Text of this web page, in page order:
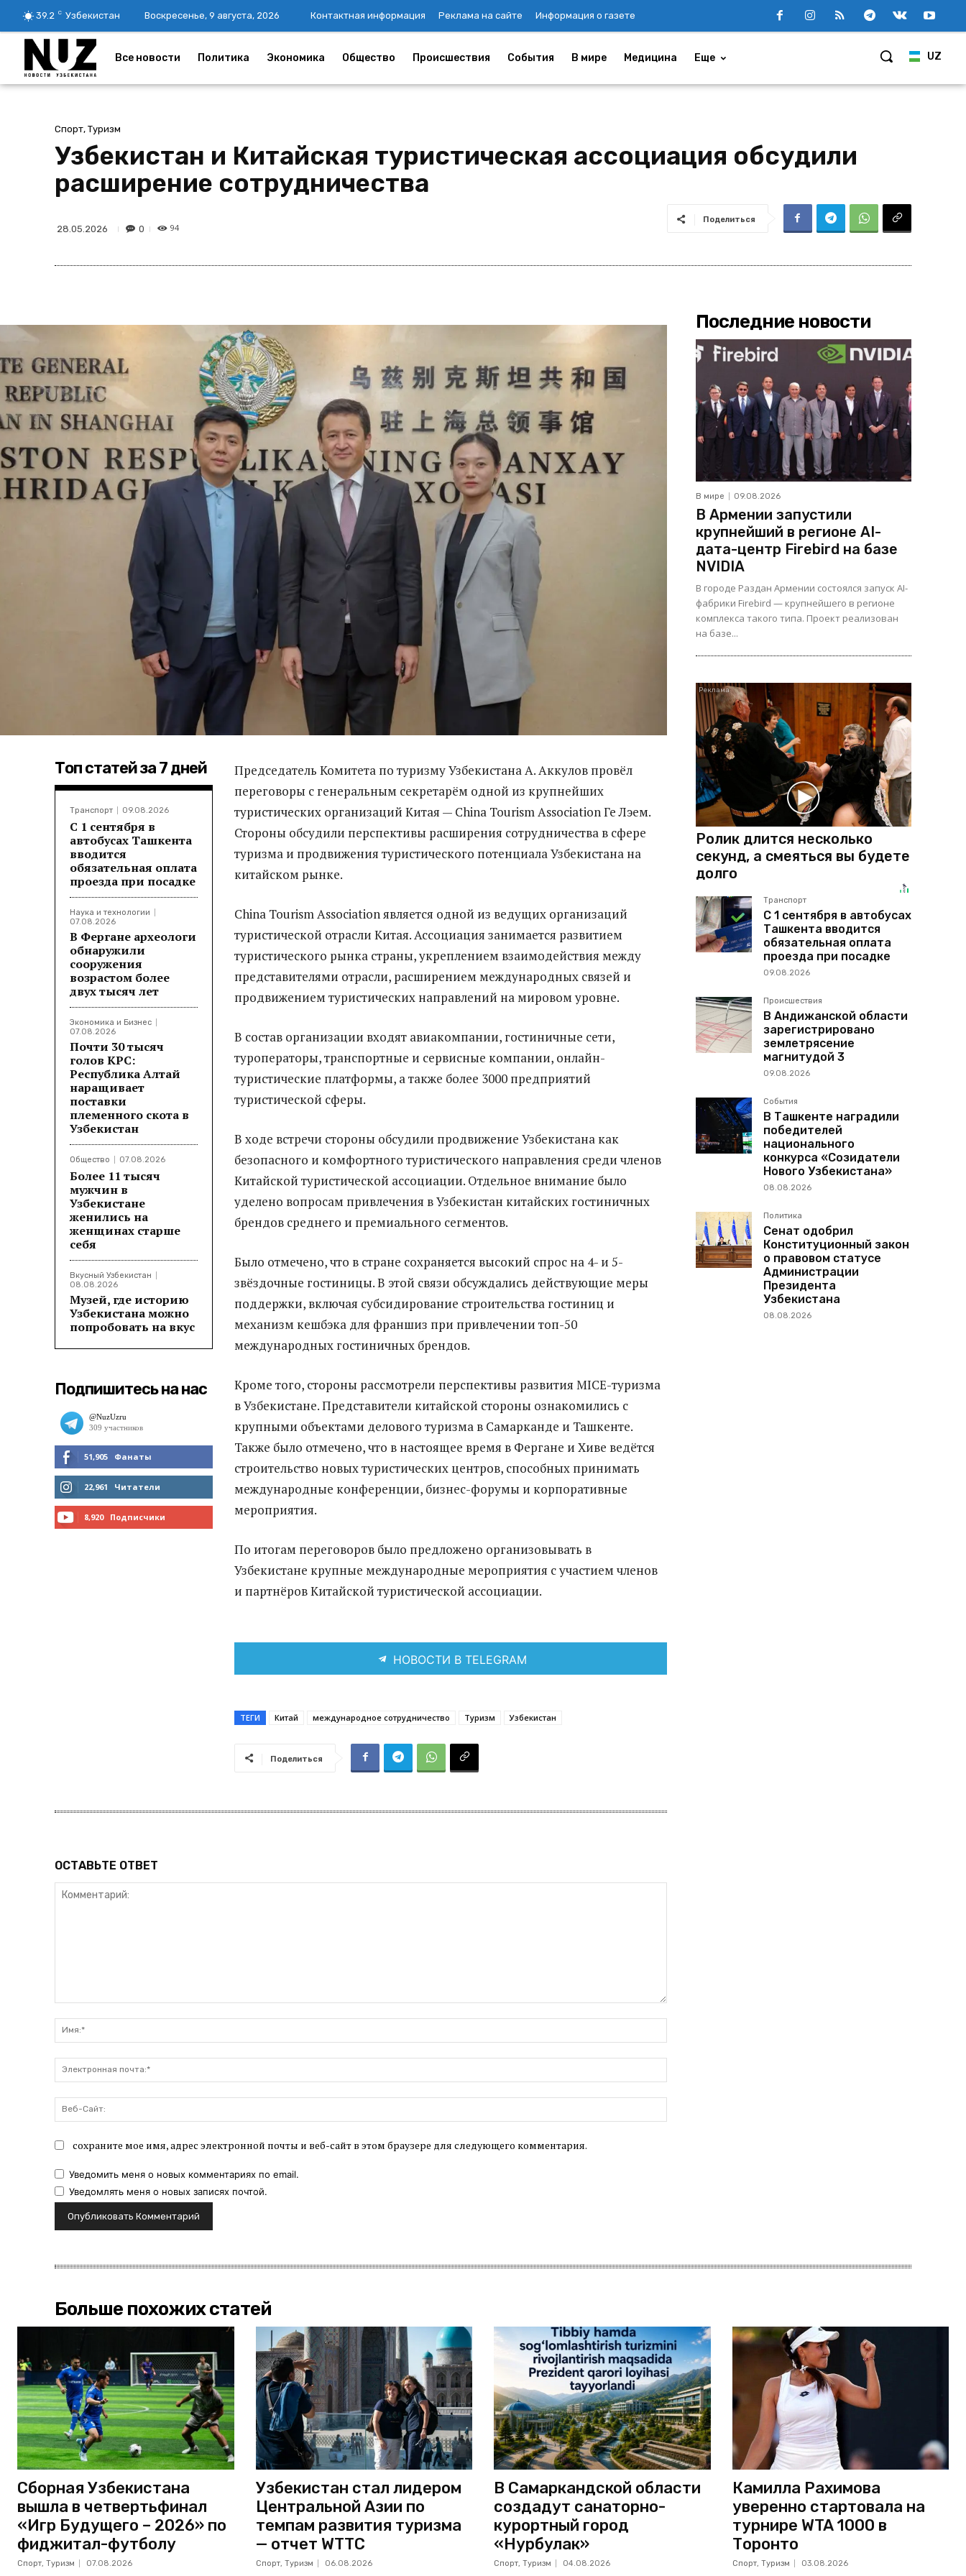
39.2 C Узбекистан Воскресенье, 9 августа, 2026 Контактная информация Реклама на сайте Информация о газете
UZ
Все новости Политика Экономика Общество Происшествия События В мире Медицина Еще
Спорт, Туризм
Узбекистан и Китайская туристическая ассоциация обсудили
расширение сотрудничества
28.05.2026 0 94
Поделиться
Топ статей за 7 дней
Транспорт 09.08.2026
С 1 сентября в
автобусах Ташкента
вводится
обязательная оплата
проезда при посадке
Наука и технологии
07.08.2026
В Фергане археологи
обнаружили
сооружения
возрастом более
двух тысяч лет
Экономика и Бизнес
07.08.2026
Почти 30 тысяч
голов КРС:
Республика Алтай
наращивает
поставки
племенного скота в
Узбекистан
Общество 07.08.2026
Более 11 тысяч
мужчин в
Узбекистане
женились на
женщинах старше
себя
Вкусный Узбекистан
08.08.2026
Музей, где историю
Узбекистана можно
попробовать на вкус
Подпишитесь на нас
51,905 Фанаты
МНЕ НРАВИТСЯ
22,961 Читатели
8,920 Подписчики
Председатель Комитета по туризму Узбекистана А. Аккулов провёл
переговоры с генеральным секретарём одной из крупнейших
туристических организаций Китая — China Tourism Association Ге Лэем.
Стороны обсудили перспективы расширения сотрудничества в сфере
туризма и продвижения туристического потенциала Узбекистана на
китайском рынке.
China Tourism Association является одной из ведущих организаций
туристической отрасли Китая. Ассоциация занимается развитием
туристического рынка страны, укреплением взаимодействия между
представителями отрасли, расширением международных связей и
продвижением туристических направлений на мировом уровне.
В состав организации входят авиакомпании, гостиничные сети,
туроператоры, транспортные и сервисные компании, онлайн-
туристические платформы, а также более 3000 предприятий
туристической сферы.
В ходе встречи стороны обсудили продвижение Узбекистана как
безопасного и комфортного туристического направления среди членов
Китайской туристической ассоциации. Отдельное внимание было
уделено вопросам привлечения в Узбекистан китайских гостиничных
брендов среднего и премиального сегментов.
Было отмечено, что в стране сохраняется высокий спрос на 4- и 5-
звёздочные гостиницы. В этой связи обсуждались действующие меры
поддержки, включая субсидирование строительства гостиниц и
механизм кешбэка для франшиз при привлечении топ-50
международных гостиничных брендов.
Кроме того, стороны рассмотрели перспективы развития MICE-туризма
в Узбекистане. Представители китайской стороны ознакомились с
крупными объектами делового туризма в Самарканде и Ташкенте.
Также было отмечено, что в настоящее время в Фергане и Хиве ведётся
строительство новых туристических центров, способных принимать
международные конференции, бизнес-форумы и корпоративные
мероприятия.
По итогам переговоров было предложено организовывать в
Узбекистане крупные международные мероприятия с участием членов
и партнёров Китайской туристической ассоциации.
НОВОСТИ В TELEGRAM
ТЕГИ Китай международное сотрудничество Туризм Узбекистан
Поделиться
ОСТАВЬТЕ ОТВЕТ
почта:*
Сайт:
сохраните мое имя, адрес электронной почты и веб-сайт в этом браузере для следующего комментария.
Уведомить меня о новых комментариях по email.
Уведомлять меня о новых записях почтой.
Последние новости
В мире 09.08.2026
В Армении запустили
крупнейший в регионе AI-
дата-центр Firebird на базе
NVIDIA
В городе Раздан Армении состоялся запуск AI-
фабрики Firebird — крупнейшего в регионе
комплекса такого типа. Проект реализован
на базе...
Ролик длится несколько
секунд, а смеяться вы будете
долго
Транспорт
С 1 сентября в автобусах
Ташкента вводится
обязательная оплата
проезда при посадке
09.08.2026
Происшествия
В Андижанской области
зарегистрировано
землетрясение
магнитудой 3
09.08.2026
События
В Ташкенте наградили
победителей
национального
конкурса «Созидатели
Нового Узбекистана»
08.08.2026
Политика
Сенат одобрил
Конституционный закон
о правовом статусе
Администрации
Президента
Узбекистана
08.08.2026
Больше похожих статей
Сборная Узбекистана
вышла в четвертьфинал
«Игр Будущего – 2026» по
фиджитал-футболу
Спорт, Туризм 07.08.2026
Узбекистан стал лидером
Центральной Азии по
темпам развития туризма
— отчет WTTC
Спорт, Туризм 06.08.2026
В Самаркандской области
создадут санаторно-
курортный город
«Нурбулак»
Спорт, Туризм 04.08.2026
Камилла Рахимова
уверенно стартовала на
турнире WTA 1000 в
Торонто
Спорт, Туризм 03.08.2026